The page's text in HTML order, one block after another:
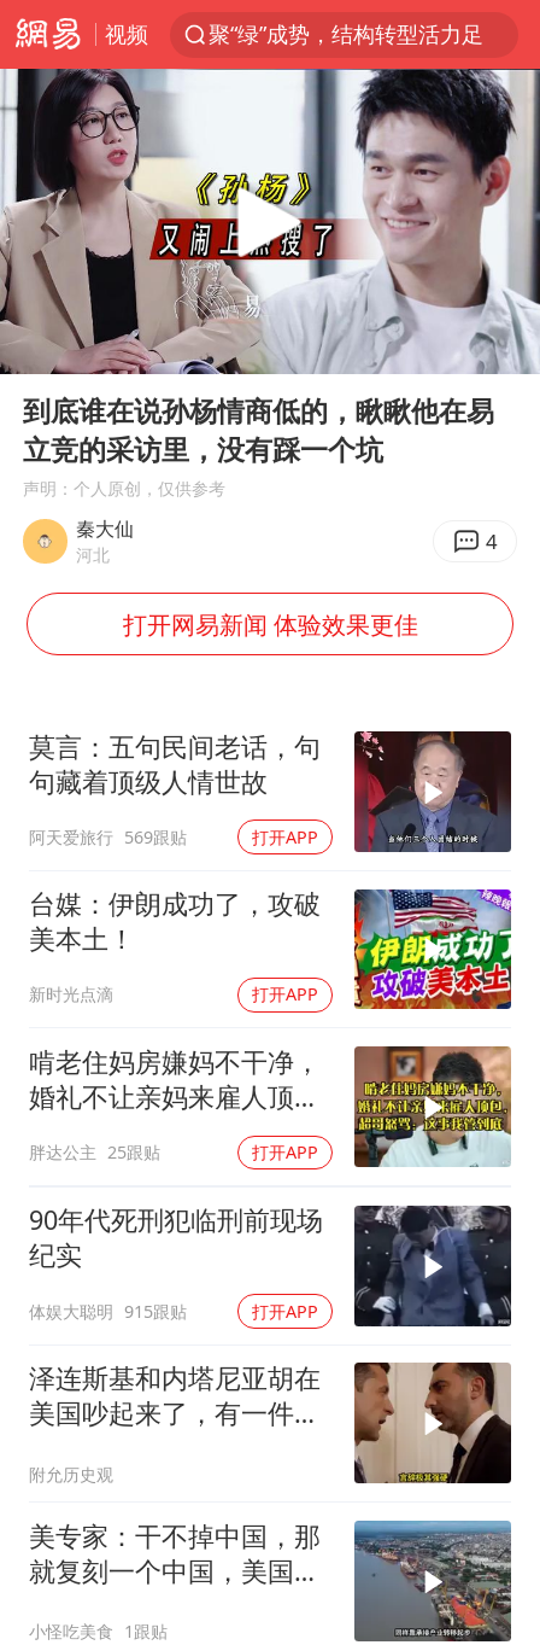
视频
聚“绿”成势，结构转型活力足
80后女柜员逆袭成4200亿银行副行长
郑国霖回应去景区上班被保安拦下
金饰克价大幅跳涨
多地要求领导干部带头休假
24小时不关空调 电费会更低吗
龚宝冬烈士安葬仪式举行
女子利用漏洞0元买了3千台电器
今年4位周星驰电影配角去世
号召领导带头休假 是大家不想休吗
中国五箭齐发反制美国
要给全体职工“应休尽休”的底气
中国经济展现强大韧性和活力
Play
00:00 02:52
到底谁在说孙杨情商低的，瞅瞅他在易
立竞的采访里，没有踩一个坑
声明：个人原创，仅供参考
秦大仙
河北 4
打开网易新闻 体验效果更佳
莫言：五句民间老话，句
句藏着顶级人情世故
阿天爱旅行 569跟贴 打开APP
台媒：伊朗成功了，攻破
美本土！
新时光点滴 打开APP
啃老住妈房嫌妈不干净，
婚礼不让亲妈来雇人顶
胖达公主 25跟贴 打开APP
90年代死刑犯临刑前现场
纪实
体娱大聪明 915跟贴 打开APP
泽连斯基和内塔尼亚胡在
美国吵起来了，有一件事
附允历史观
美专家：干不掉中国，那
就复刻一个中国，美国看
小怪吃美食 1跟贴